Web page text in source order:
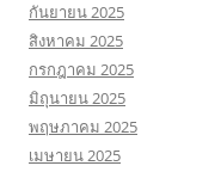
กันยายน 2025
สิงหาคม 2025
กรกฎาคม 2025
มิถุนายน 2025
พฤษภาคม 2025
เมษายน 2025